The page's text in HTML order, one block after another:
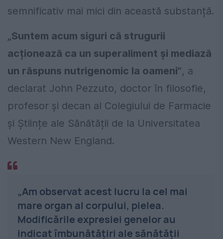
semnificativ mai mici din această substanță.
„Suntem acum siguri că strugurii
acționează ca un superaliment și mediază
un răspuns nutrigenomic la oameni”, a
declarat John Pezzuto, doctor în filosofie,
profesor și decan al Colegiului de Farmacie
și Științe ale Sănătății de la Universitatea
Western New England.
„Am observat acest lucru la cel mai
mare organ al corpului, pielea.
Modificările expresiei genelor au
indicat îmbunătățiri ale sănătății